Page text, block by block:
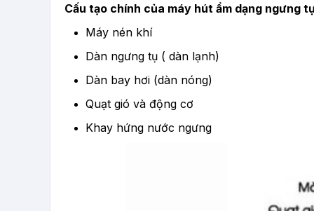
Cấu tạo chính của máy hút ẩm dạng ngưng
Máy nén khí
Dàn ngưng tụ ( dàn lạnh)
Dàn bay hơi (dàn nóng)
Quạt gió và động cơ
Khay hứng nước ngưng